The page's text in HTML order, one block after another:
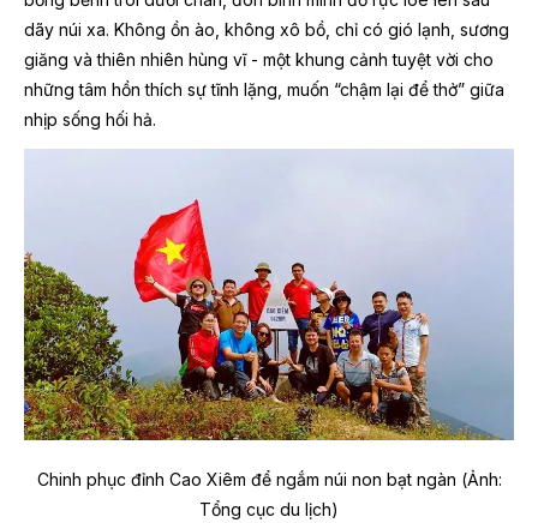
dãy núi xa. Không ồn ào, không xô bồ, chỉ có gió lạnh, sương
giăng và thiên nhiên hùng vĩ - một khung cảnh tuyệt vời cho
những tâm hồn thích sự tĩnh lặng, muốn “chậm lại để thở” giữa
nhịp sống hối hả.
Chinh phục đỉnh Cao Xiêm để ngắm núi non bạt ngàn (Ảnh:
Tổng cục du lịch)